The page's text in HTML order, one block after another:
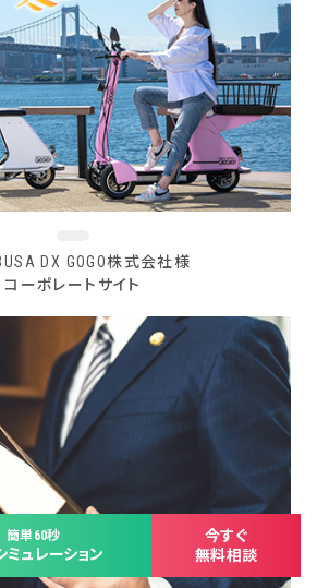
簡単60秒
ミュレーション
今すぐ
無料相談
DX GOGO株式会社様
コーポレートサイト